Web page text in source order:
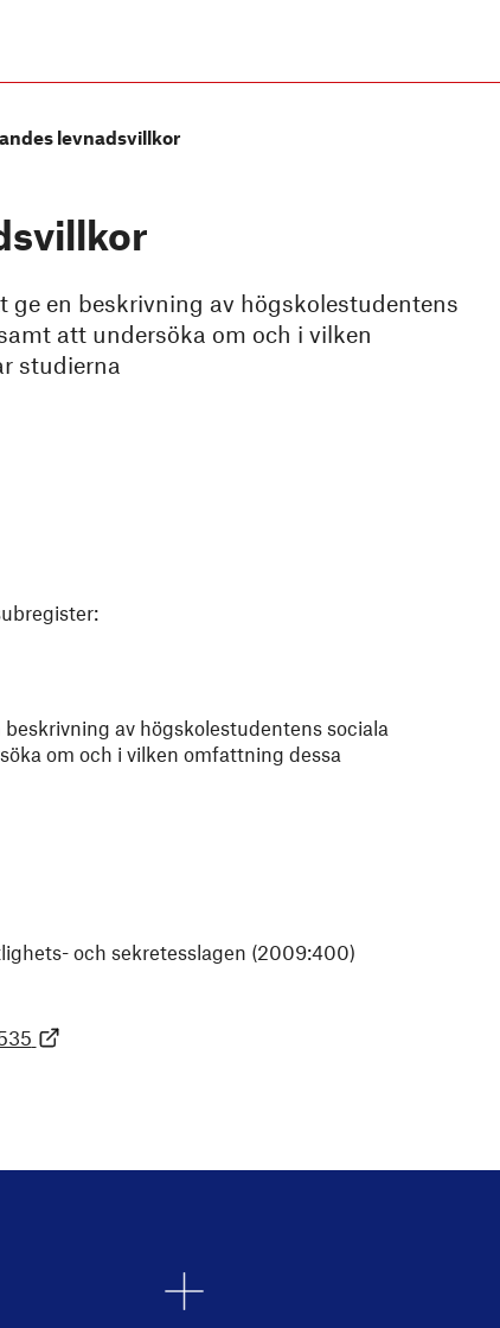
levnadsvillkor
en beskrivning av högskolestudentens
att undersöka om och i vilken
studierna
av högskolestudentens sociala
om och i vilken omfattning dessa
och sekretesslagen (2009:400)